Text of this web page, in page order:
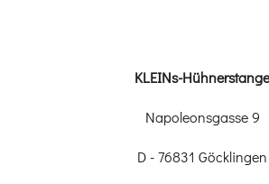
KLEINs-Hühnerstange
Napoleonsgasse 9
D - 76831 Göcklingen